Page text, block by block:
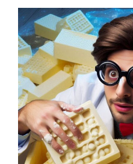
keiner
Muster
erkennt“